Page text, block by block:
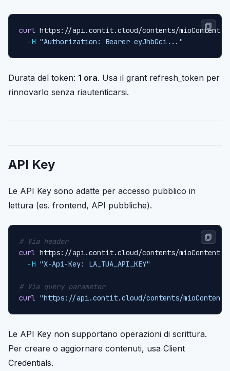
curl https://api.contit.cloud/contents/
-H "Authorization: Bearer eyJhbGci..."
Durata del token: 1 ora. Usa il grant refresh_token per
rinnovarlo senza riautenticarsi.
API Key
Le API Key sono adatte per accesso pubblico in
lettura (es. frontend, API pubbliche).
# Via header
curl https://api.contit.cloud/contents/
-H "X-Api-Key: LA_TUA_API_KEY"
# Via query parameter
curl "https://api.contit.cloud/contents/
Le API Key non supportano operazioni di scrittura.
Per creare o aggiornare contenuti, usa Client
Credentials.